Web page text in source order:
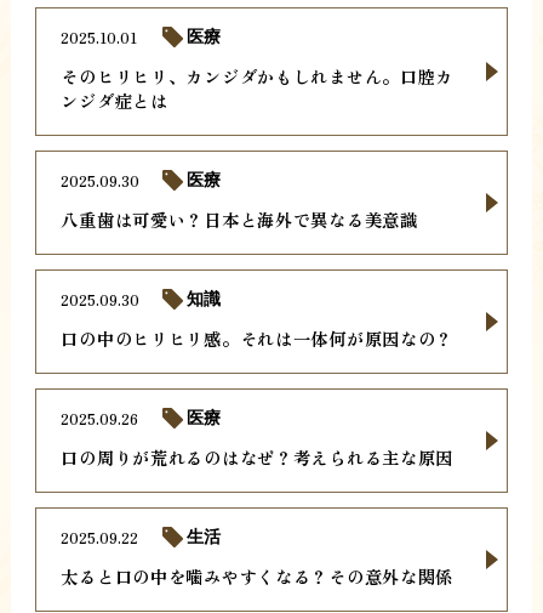
そのヒリヒリ、カンジダかもしれません。口腔カ
ンジダ症とは
2025.10.01 医療
八重歯は可愛い？日本と海外で異なる美意識
2025.09.30 医療
口の中のヒリヒリ感。それは一体何が原因なの？
2025.09.30 知識
口の周りが荒れるのはなぜ？考えられる主な原因
2025.09.26 医療
太ると口の中を噛みやすくなる？その意外な関係
2025.09.22 生活